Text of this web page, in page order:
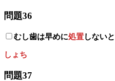
問題36
むし歯は早めに処置しない
しょち
問題37